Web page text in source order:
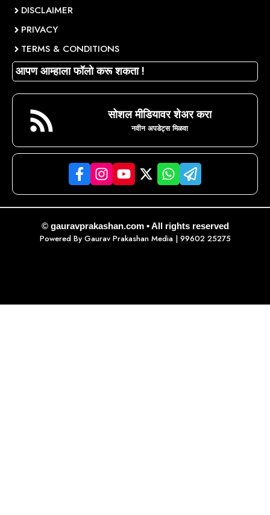
DISCLAIMER
PRIVACY
TERMS & CONDITIONS
आपण आम्हाला फॉलो करू शकता !
सोशल मीडियावर शेअर करा
नवीन अपडेट्स मिळवा
© gauravprakashan.com • All rights reserved
Powered By Gaurav Prakashan Media| 99602 25275